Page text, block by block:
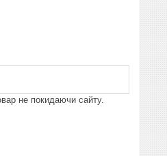
не покидаючи сайту.